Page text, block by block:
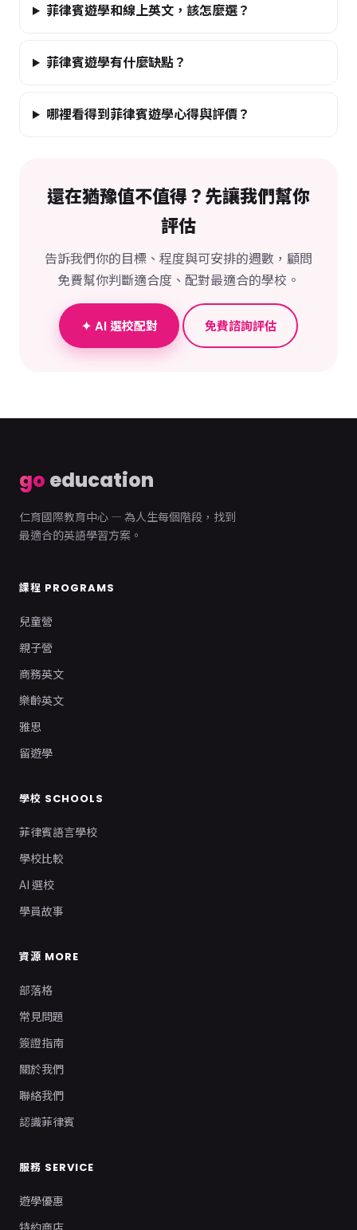
菲律賓遊學和線上英文，該怎麼選？
菲律賓遊學有什麼缺點？
哪裡看得到菲律賓遊學心得與評價？
還在猶豫值不值得？先讓我們幫你
評估
告訴我們你的目標、程度與可安排的週數，顧問
免費幫你判斷適合度、配對最適合的學校。
✦ AI 選校配對 免費諮詢評估
go education
仁育國際教育中心 — 為人生每個階段，找到
最適合的英語學習方案。
課程 PROGRAMS
兒童營
親子營
商務英文
樂齡英文
雅思
留遊學
學校 SCHOOLS
菲律賓語言學校
學校比較
AI 選校
學員故事
資源 MORE
部落格
常見問題
簽證指南
關於我們
聯絡我們
認識菲律賓
服務 SERVICE
遊學優惠
特約商店